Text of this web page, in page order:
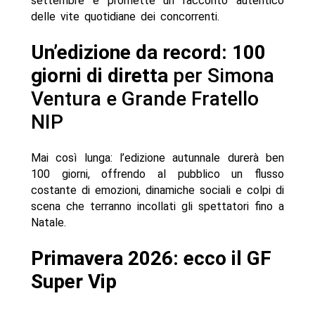
delle vite quotidiane dei concorrenti.
Un’edizione da record: 100
giorni di direttaper Simona
Ventura e Grande Fratello
NIP
Mai così lunga: l’edizione autunnale durerà ben
100 giorni, offrendo al pubblico un flusso
costante di emozioni, dinamiche sociali e colpi di
scena che terranno incollati gli spettatori fino a
Natale.
Primavera 2026: ecco il GF
Super Vip